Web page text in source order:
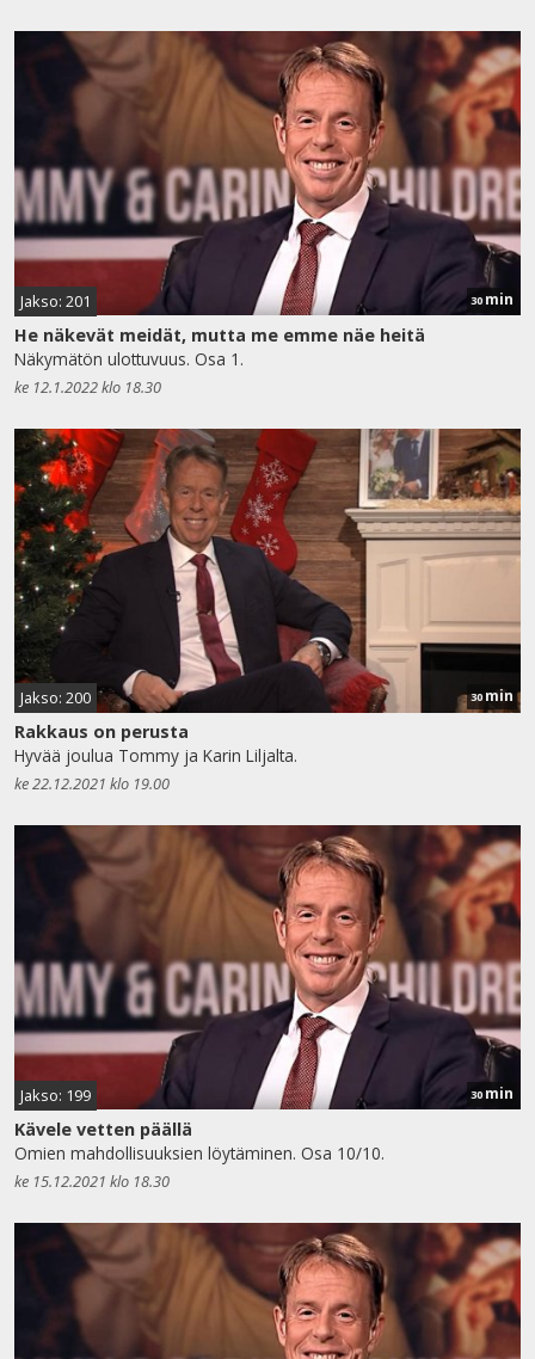
Jakso: 201 30min
He näkevät meidät, mutta me emme näe heitä
Näkymätön ulottuvuus. Osa 1.
ke 12.1.2022 klo 18.30
Jakso: 200 30 min
Rakkaus on perusta
Hyvää joulua Tommy ja Karin Liljalta.
ke 22.12.2021 klo 19.00
Jakso: 199 30min
Kävele vetten päällä
Omien mahdollisuuksien löytäminen. Osa 10/10.
ke 15.12.2021 klo 18.30